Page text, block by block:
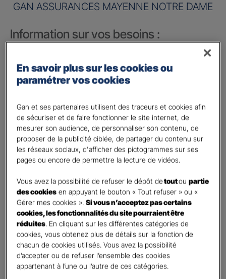
GAN ASSURANCES MAYENNE NOTRE DAME
Information sur vos besoins :
votre vie privée
votre vie professionnelle
Vos informations :
Etes-vous déjà client Gan assurances ?*
Oui
Non
Civilité *
Madame
Monsieur
Contact*
First Last
Téléphone*
En savoir plus sur les cookies ou
paramétrer vos cookies
Gan et ses partenaires utilisent des traceurs et cookies afin
de sécuriser et de faire fonctionner le site internet, de
mesurer son audience, de personnaliser son contenu, de
proposer de la publicité ciblée, de partager du contenu sur
les réseaux sociaux, d'afficher des pictogrammes sur ses
pages ou encore de permettre la lecture de vidéos.
Vous avez la possibilité de refuser le dépôt detoutoupartie
des cookies en appuyant le bouton « Tout refuser » ou «
Gérer mes cookies ».Si vous n’acceptez pas certains
cookies, les fonctionnalités du site pourraient être
réduites. En cliquant sur les différentes catégories de
cookies, vous obtenez plus de détails sur la fonction de
chacun de cookies utilisés. Vous avez la possibilité
d’accepter ou de refuser l’ensemble des cookies
appartenant à l’une ou l’autre de ces catégories.